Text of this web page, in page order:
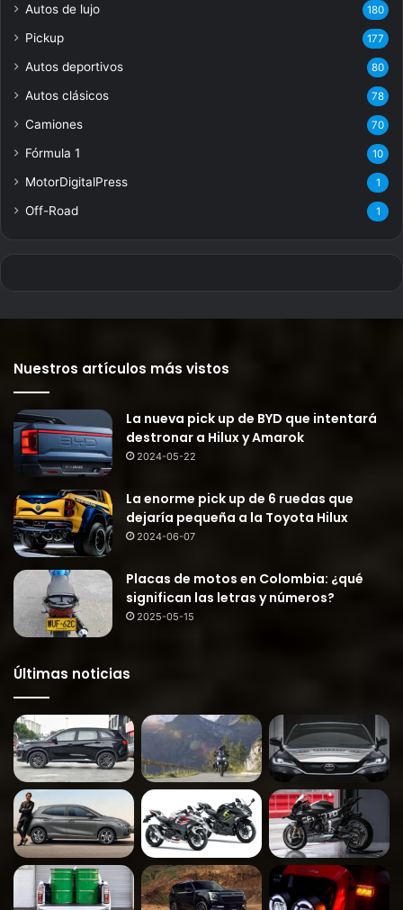
Autos de lujo 180
Pickup 177
Autos deportivos 80
Autos clásicos 78
Camiones 70
Fórmula 1 10
MotorDigitalPress 1
Off-Road 1
Nuestros artículos más vistos
La nueva pick up de BYD que intentará
destronar a Hilux y Amarok
2024-05-22
La enorme pick up de 6 ruedas que
dejaría pequeña a la Toyota Hilux
2024-06-07
Placas de motos en Colombia: ¿qué
significan las letras y números?
2025-05-15
Últimas noticias